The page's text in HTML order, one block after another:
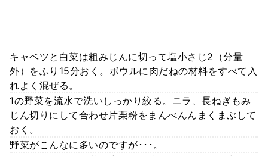
キャベツと白菜は粗みじんに切って塩小さじ2（分量
外）をふり15分おく。ボウルに肉だねの材料をすべて入
れよく混ぜる。
1の野菜を流水で洗いしっかり絞る。ニラ、長ねぎもみ
じん切りにして合わせ片栗粉をまんべんんまくまぶして
おく。
野菜がこんなに多いのですが･･･。